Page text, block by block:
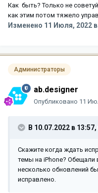
Как быть? Только не
как этим потом тяжело
Изменено 11 Июля, 2022
Администраторы
ab.designer
Опубликовано 11
В 10.07.2022 в 13:57,
Скажите когда ждать
темы на iPhone?
несколько обновлений
исправлено.